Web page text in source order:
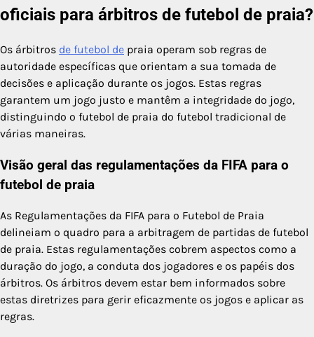
oficiais para árbitros de futebol de praia?
Os árbitros de futebol de praia operam sob regras de
autoridade específicas que orientam a sua tomada de
decisões e aplicação durante os jogos. Estas regras
garantem um jogo justo e mantêm a integridade do jogo,
distinguindo o futebol de praia do futebol tradicional de
várias maneiras.
Visão geral das regulamentações da FIFA para o
futebol de praia
As Regulamentações da FIFA para o Futebol de Praia
delineiam o quadro para a arbitragem de partidas de futebol
de praia. Estas regulamentações cobrem aspectos como a
duração do jogo, a conduta dos jogadores e os papéis dos
árbitros. Os árbitros devem estar bem informados sobre
estas diretrizes para gerir eficazmente os jogos e aplicar as
regras.